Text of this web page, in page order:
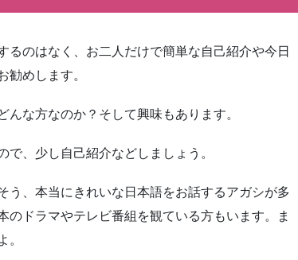
のはなく、お二人だけで簡単な自己紹介や今日
勧めします。
な方なのか？そして興味もあります。
、少し自己紹介などしましょう。
う、本当にきれいな日本語をお話するアガシが多
ドラマやテレビ番組を観ている方もいます。ま
。